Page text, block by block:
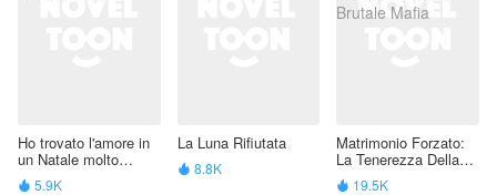
Ho trovato l'amore in
un Natale molto
pazzo!
 5.9K
La Luna Rifiutata
 8.8K
Matrimonio Forzato:
La Tenerezza Della
Brutale Mafia
 19.5K